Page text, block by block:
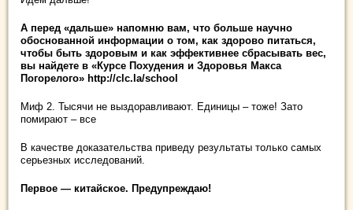
А перед «дальше» напомню вам, что больше научно
обоснованной информации о том, как здорово питаться,
чтобы быть здоровым и как эффективнее сбрасывать вес,
вы найдете в «Курсе Похудения и Здоровья Макса
Погорелого» http://clc.la/school
Миф 2. Тысячи не выздоравливают. Единицы – тоже! Зато
помирают – все
В качестве доказательства приведу результаты только самых
серьезных исследований.
Первое — китайское. Предупреждаю!